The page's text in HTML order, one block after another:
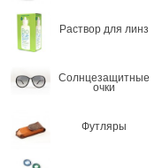
Раствор для линз
Солнцезащитные
очки
Футляры